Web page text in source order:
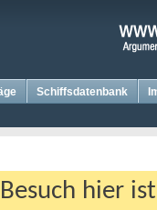
Schiffsdatenbank
hier